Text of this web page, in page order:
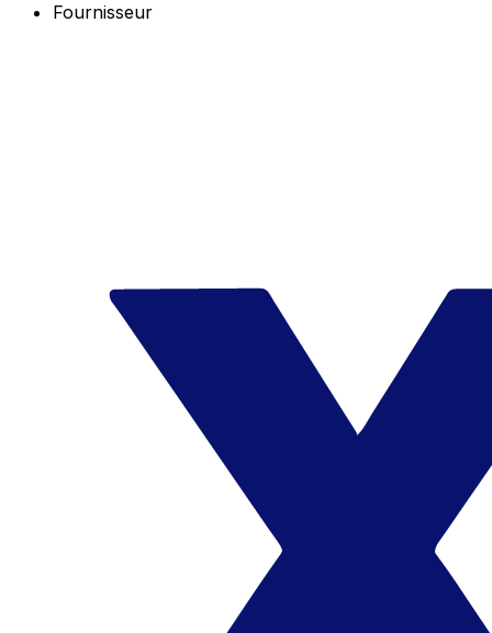
Fournisseur